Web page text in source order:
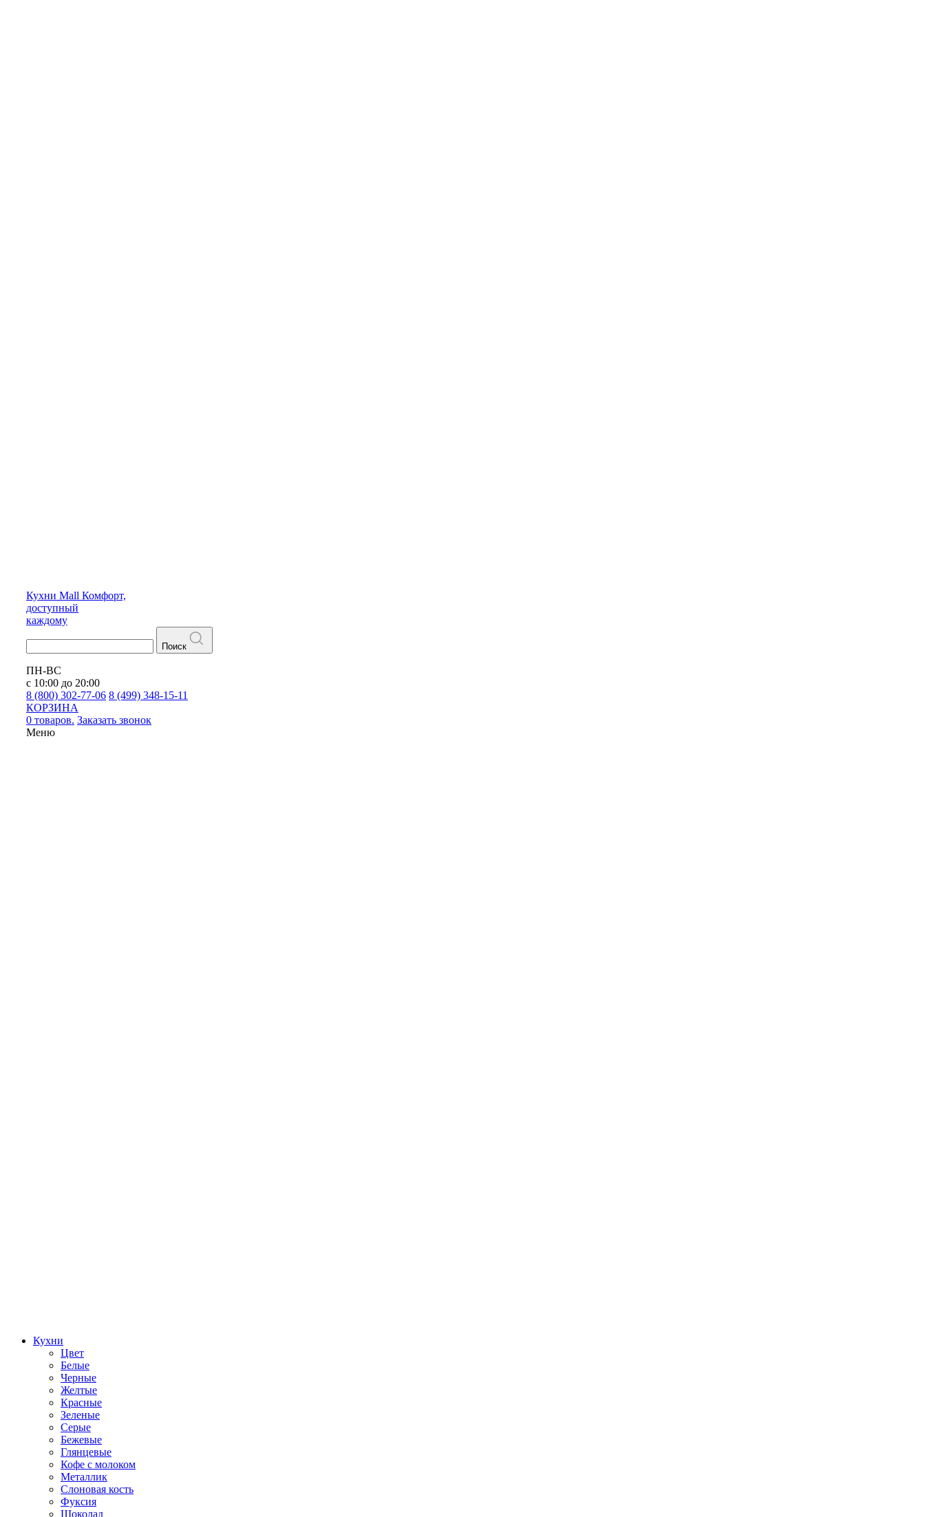
Кухни Mall Комфорт,
доступный
каждому
Поиск
ПН-ВС
с 10:00 до 20:00
8 (800) 302-77-06 8 (499) 348-15-11
КОРЗИНА
0 товаров. Заказать звонок
Меню
Кухни
Цвет
Белые
Черные
Желтые
Красные
Зеленые
Серые
Бежевые
Глянцевые
Кофе с молоком
Металлик
Слоновая кость
Фуксия
Шоколад